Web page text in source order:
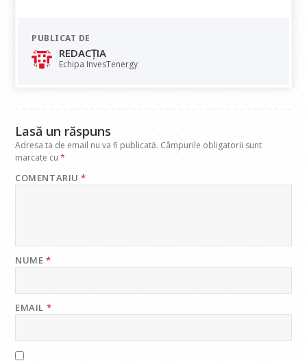
e
b
o
at
s
A dI
PUBLICAT DE
REDACȚIA
Echipa InvesTenergy
Lasă un răspuns
Adresa ta de email nu va fi publicată. Câmpurile obligatorii sunt
marcate cu*
COMENTARIU*
NUME*
EMAIL *